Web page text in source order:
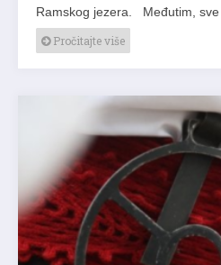
Ramskog jezera. Međutim, sve
Pročitajte više